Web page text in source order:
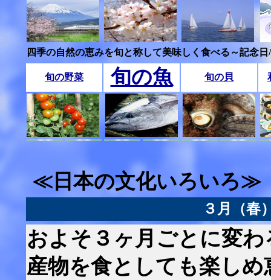
四季の自然の恵みを旬と称して美味しく食べる～記念
旬の野菜 旬の魚 旬の貝
≪日本の文化いろいろ≫
３月（春
およそ３ヶ月ごとに変
産物を食としても楽し